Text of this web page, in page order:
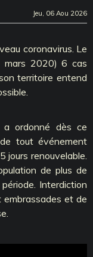
Jeu, 06 Aou 2026
coronavirus. Le
mars 2020) 6 cas
territoire entend
a ordonné dès ce
tout événement
jours renouvelable.
de plus de
Interdiction
embrassades et de